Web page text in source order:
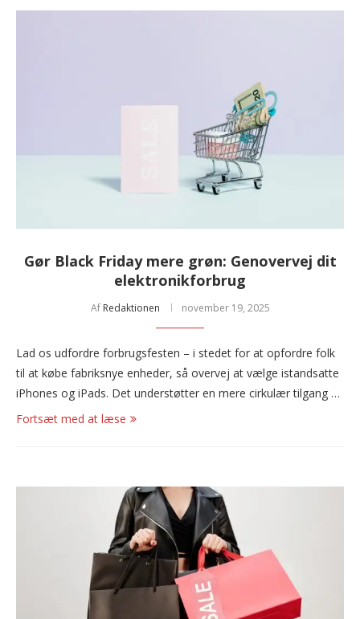
Gør Black Friday mere grøn: Genovervej dit
elektronikforbrug
Af Redaktionen november 19, 2025
Lad os udfordre forbrugsfesten – i stedet for at opfordre folk
til at købe fabriksnye enheder, så overvej at vælge istandsatte
iPhones og iPads. Det understøtter en mere cirkulær tilgang …
Fortsæt med at læse